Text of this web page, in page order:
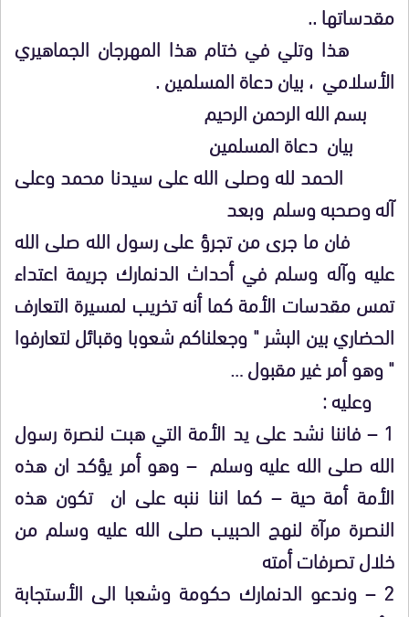
مقدساتها ..
هذا وتلي في ختام هذا المهرجان الجماهيري
الأسلامي ، بيان دعاة المسلمين .
بسم الله الرحمن الرحيم
بيان دعاة المسلمين
الحمد لله وصلى الله على سيدنا محمد وعلى
آله وصحبه وسلم وبعد
فان ما جرى من تجرؤ على رسول الله صلى الله
عليه وآله وسلم في أحداث الدنمارك جريمة اعتداء
تمس مقدسات الأمة كما أنه تخريب لمسيرة التعارف
الحضاري بين البشر " وجعلناكم شعوبا وقبائل لتعارفوا
" وهو أمر غير مقبول …
وعليه :
1 – فاننا نشد على يد الأمة التي هبت لنصرة رسول
الله صلى الله عليه وسلم – وهو أمر يؤكد ان هذه
الأمة أمة حية – كما اننا ننبه على ان تكون هذه
النصرة مرآة لنهج الحبيب صلى الله عليه وسلم من
خلال تصرفات أمته
2 – وندعو الدنمارك حكومة وشعبا الى الأستجابة